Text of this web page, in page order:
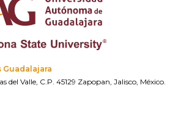
Guadalajara
del Valle, C.P. 45129 Zapopan, Jalisco, México.